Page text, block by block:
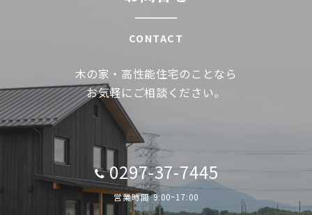
CONTACT
木の家・高性能住宅のことなら
お気軽にご相談ください。
0297-37-7445
営業時間 9:00~17:00